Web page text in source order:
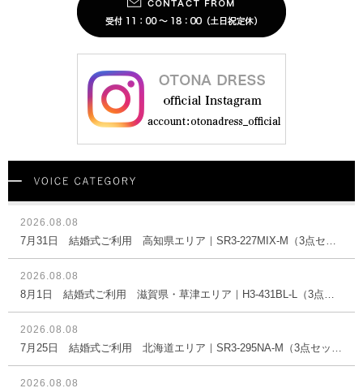
2026.08.08
2026.08.08
2026.08.08
2026.08.08